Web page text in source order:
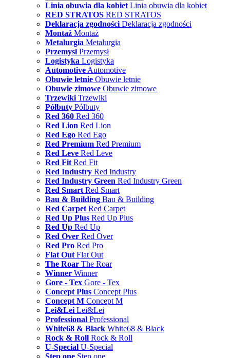
Linia obuwia dla kobiet Linia obuwia dla kobiet
RED STRATOS RED STRATOS
Deklaracja zgodności Deklaracja zgodności
Montaż Montaż
Metalurgia Metalurgia
Przemysł Przemysł
Logistyka Logistyka
Automotive Automotive
Obuwie letnie Obuwie letnie
Obuwie zimowe Obuwie zimowe
Trzewiki Trzewiki
Półbuty Półbuty
Red 360 Red 360
Red Lion Red Lion
Red Ego Red Ego
Red Premium Red Premium
Red Leve Red Leve
Red Fit Red Fit
Red Industry Red Industry
Red Industry Green Red Industry Green
Red Smart Red Smart
Bau & Building Bau & Building
Red Carpet Red Carpet
Red Up Plus Red Up Plus
Red Up Red Up
Red Over Red Over
Red Pro Red Pro
Flat Out Flat Out
The Roar The Roar
Winner Winner
Gore - Tex Gore - Tex
Concept Plus Concept Plus
Concept M Concept M
Lei&Lei Lei&Lei
Professional Professional
White68 & Black White68 & Black
Rock & Roll Rock & Roll
U-Special U-Special
Step one Step one